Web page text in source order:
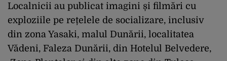
Localnicii au publicat imagini și filmări cu
exploziile pe rețelele de socializare, inclusiv
din zona Yasaki, malul Dunării, localitatea
Vădeni, Faleza Dunării, din Hotelul Belvedere,